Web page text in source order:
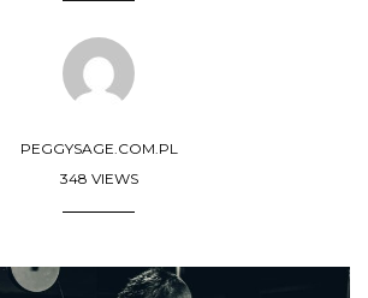
PEGGYSAGE.COM.PL
348 VIEWS